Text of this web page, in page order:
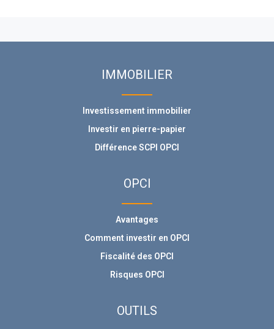
IMMOBILIER
Investissement immobilier
Investir en pierre-papier
Différence SCPI OPCI
OPCI
Avantages
Comment investir en OPCI
Fiscalité des OPCI
Risques OPCI
OUTILS